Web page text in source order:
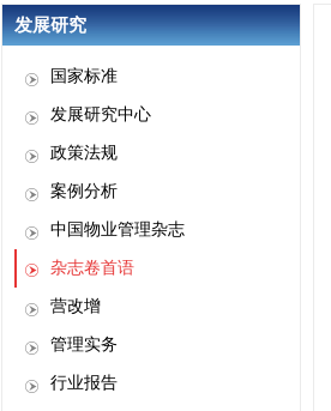
发展研究
国家标准
发展研究中心
政策法规
案例分析
中国物业管理杂志
杂志卷首语
营改增
管理实务
行业报告